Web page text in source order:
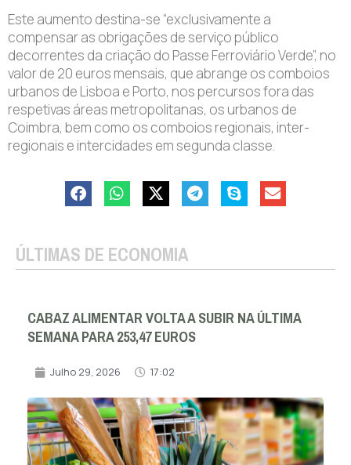
Este aumento destina-se “exclusivamente a
compensar as obrigações de serviço público
decorrentes da criação do Passe Ferroviário Verde”, no
valor de 20 euros mensais, que abrange os comboios
urbanos de Lisboa e Porto, nos percursos fora das
respetivas áreas metropolitanas, os urbanos de
Coimbra, bem como os comboios regionais, inter-
regionais e intercidades em segunda classe.
ÚLTIMAS DE ECONOMIA
CABAZ ALIMENTAR VOLTA A SUBIR NA ÚLTIMA
SEMANA PARA 253,47 EUROS
Julho 29, 2026 17:02